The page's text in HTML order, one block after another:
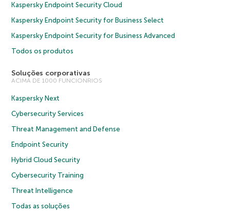
Kaspersky Endpoint Security Cloud
Kaspersky Endpoint Security for Business Select
Kaspersky Endpoint Security for Business Advanced
Todos os produtos
Soluções corporativas
ACIMA DE 1000 FUNCIONRIOS
Kaspersky Next
Cybersecurity Services
Threat Management and Defense
Endpoint Security
Hybrid Cloud Security
Cybersecurity Training
Threat Intelligence
Todas as soluções